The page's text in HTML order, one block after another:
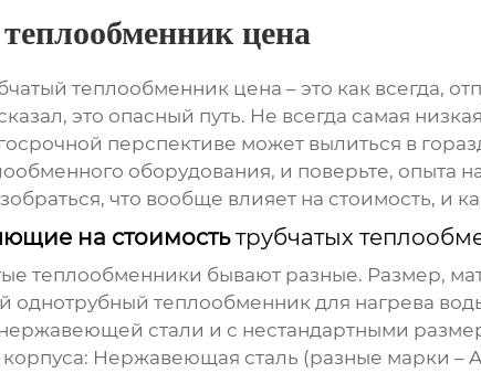
цена
теплообменник цена – это как всегда,
это опасный путь. Не всегда самая
перспективе может вылиться в
оборудования, и поверьте, опыта
что вообще влияет на стоимость, и
на стоимостьтрубчатых
теплообменники бывают разные. Размер,
однотрубный теплообменник для нагрева
стали и с нестандартными
Нержавеющая сталь (разные марки –